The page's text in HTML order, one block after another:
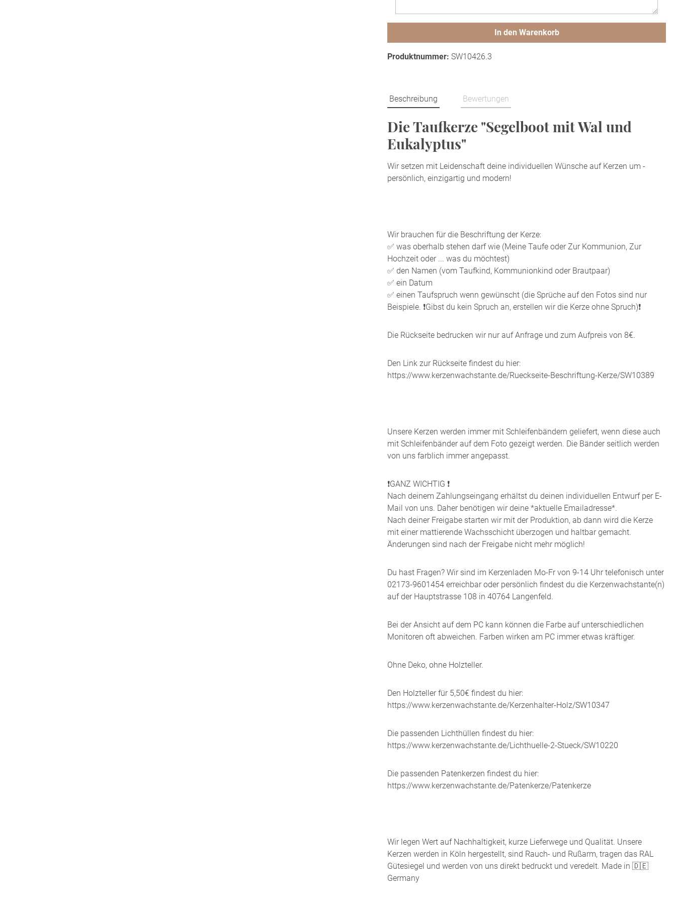
In den Warenkorb
Produktnummer:SW10426.3
Beschreibung Bewertungen
Die Taufkerze "Segelboot mit Wal und
Eukalyptus"
Wir setzen mit Leidenschaft deine individuellen Wünsche auf Kerzen um -
persönlich, einzigartig und modern!
Wir brauchen für die Beschriftung der Kerze:
✅ was oberhalb stehen darf wie (Meine Taufe oder Zur Kommunion, Zur
Hochzeit oder ... was du möchtest)
✅ den Namen (vom Taufkind, Kommunionkind oder Brautpaar)
✅ ein Datum
✅ einen Taufspruch wenn gewünscht (die Sprüche auf den Fotos sind nur
Beispiele. ❗️Gibst du kein Spruch an, erstellen wir die Kerze ohne Spruch)❗️
Die Rückseite bedrucken wir nur auf Anfrage und zum Aufpreis von 8€.
Den Link zur Rückseite findest du hier:
https://www.kerzenwachstante.de/Rueckseite-Beschriftung-Kerze/SW10389
Unsere Kerzen werden immer mit Schleifenbändern geliefert, wenn diese auch
mit Schleifenbänder auf dem Foto gezeigt werden. Die Bänder seitlich werden
von uns farblich immer angepasst.
❗️GANZ WICHTIG ❗️
Nach deinem Zahlungseingang erhältst du deinen individuellen Entwurf per E-
Mail von uns. Daher benötigen wir deine *aktuelle Emailadresse*.
Nach deiner Freigabe starten wir mit der Produktion, ab dann wird die Kerze
mit einer mattierende Wachsschicht überzogen und haltbar gemacht.
Änderungen sind nach der Freigabe nicht mehr möglich!
Du hast Fragen? Wir sind im Kerzenladen Mo-Fr von 9-14 Uhr telefonisch unter
02173-9601454 erreichbar oder persönlich findest du die Kerzenwachstante(n)
auf der Hauptstrasse 108 in 40764 Langenfeld.
Bei der Ansicht auf dem PC kann können die Farbe auf unterschiedlichen
Monitoren oft abweichen. Farben wirken am PC immer etwas kräftiger.
Ohne Deko, ohne Holzteller.
Den Holzteller für 5,50€ findest du hier:
https://www.kerzenwachstante.de/Kerzenhalter-Holz/SW10347
Die passenden Lichthüllen findest du hier:
https://www.kerzenwachstante.de/Lichthuelle-2-Stueck/SW10220
Die passenden Patenkerzen findest du hier:
https://www.kerzenwachstante.de/Patenkerze/Patenkerze
Wir legen Wert auf Nachhaltigkeit, kurze Lieferwege und Qualität. Unsere
Kerzen werden in Köln hergestellt, sind Rauch- und Rußarm, tragen das RAL
Gütesiegel und werden von uns direkt bedruckt und veredelt. Made in 🇩🇪
Germany